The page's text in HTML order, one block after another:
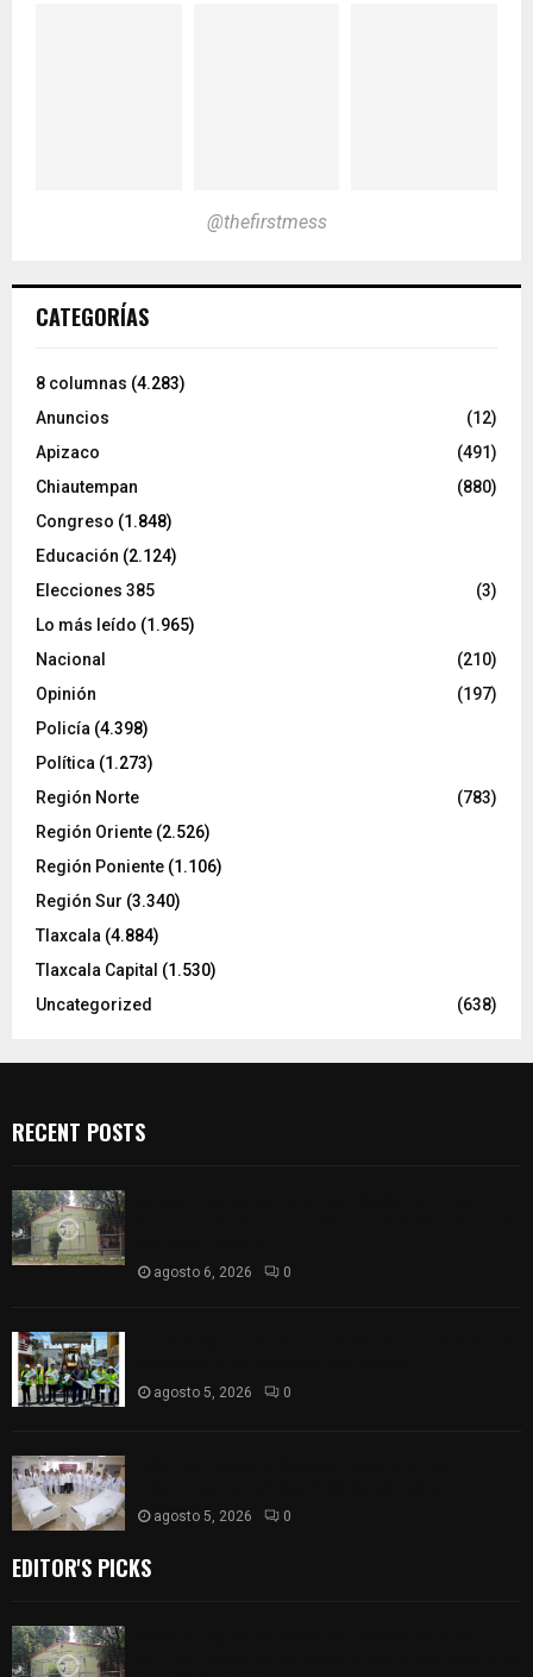
@thefirstmess
CATEGORÍAS
8 columnas (4.283)
Anuncios
(12)
Apizaco
(491)
Chiautempan
(880)
Congreso (1.848)
Educación (2.124)
Elecciones 385
(3)
Lo más leído (1.965)
Nacional
(210)
Opinión
(197)
Policía (4.398)
Política (1.273)
Región Norte
(783)
Región Oriente (2.526)
Región Poniente (1.106)
Región Sur (3.340)
Tlaxcala (4.884)
Tlaxcala Capital (1.530)
Uncategorized
(638)
RECENT POSTS
agosto 6, 2026 0
agosto 5, 2026 0
agosto 5, 2026 0
EDITOR'S PICKS